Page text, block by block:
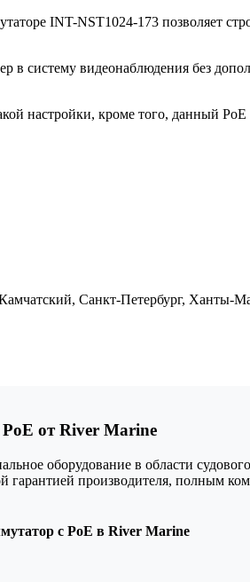
INT-NST1024-173 позволяет
в систему видеонаблюдения без
настройки, кроме того, данный
Санкт-Петербург, Ханты-
от River Marine
оборудование в области
производителя, полным
с PoE в River Marine